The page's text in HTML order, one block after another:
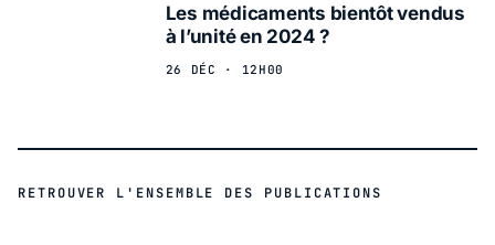
Les médicaments bientôt vendus
à l’unité en 2024 ?
26 DÉC · 12H00
RETROUVER L'ENSEMBLE DES PUBLICATIONS